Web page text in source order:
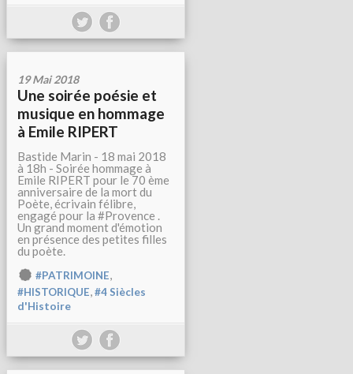
19 Mai 2018
Une soirée poésie et
musique en hommage
à Emile RIPERT
Bastide Marin - 18 mai 2018
à 18h - Soirée hommage à
Emile RIPERT pour le 70 ème
anniversaire de la mort du
Poète, écrivain félibre,
engagé pour la #Provence .
Un grand moment d'émotion
en présence des petites filles
du poète.
#PATRIMOINE,
#HISTORIQUE,#4 Siècles
d'Histoire